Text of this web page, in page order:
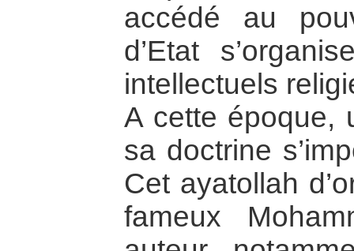
accédé au
d’Etat
intellectuels
A cette époque,
sa doctrine
Cet ayatollah
fameux